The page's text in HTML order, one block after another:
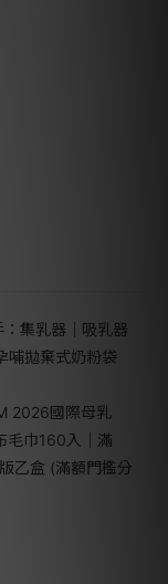
集乳器｜吸乳器
哺拋棄式奶粉袋
2026國際母乳
毛巾160入｜滿
乙盒 (滿額門檻分